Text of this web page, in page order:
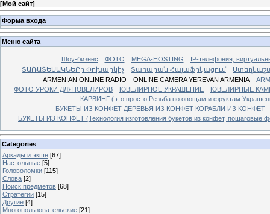
[Мой сайт]
Форма входа
Меню сайта
Шоу-бизнес ФОТО MEGA-HOSTING
IP-телефония,
ՏԱՌԱՏԵՍԱԿՆԵՐի Փոխարկիչ
Տառարան Հայաֆիկացում
ARMENIAN ONLINE RADIO
ONLINE CAMERA YEREVAN ARMENIA
ФОТО УРОКИ ДЛЯ ЮВЕЛИРОВ
ЮВЕЛИРНОЕ УКРАШЕНИЕ
ЮВЕЛИРНЫЕ
КАРВИНГ (это просто Резьба по овощам и фруктам
БУКЕТЫ ИЗ КОНФЕТ ДЕРЕВЬЯ ИЗ КОНФЕТ КОРАБЛИ ИЗ КОНФЕТ
БУКЕТЫ ИЗ КОНФЕТ (Технология изготовления букетов из конфет, пошаговые
Categories
Аркады и экшн [67]
Настольные [5]
Головоломки [115]
Слова [2]
Поиск предметов [68]
Стратегии [15]
Другие [4]
Многопользовательские [21]